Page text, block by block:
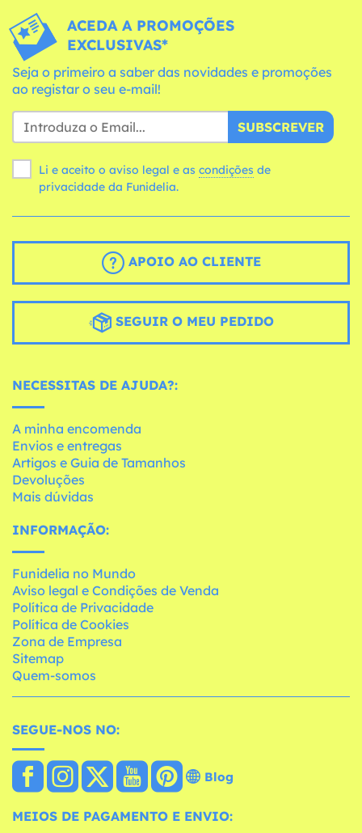
ACEDA A PROMOÇÕES
EXCLUSIVAS*
Seja o primeiro a saber das novidades e promoções
ao registar o seu e-mail!
SUBSCREVER
Li e aceito o aviso legal e as condições
privacidade da Funidelia.
APOIO AO CLIENTE
SEGUIR O MEU PEDIDO
NECESSITAS DE AJUDA?:
A minha encomenda
Envios e entregas
Artigos e Guia de Tamanhos
Devoluções
Mais dúvidas
INFORMAÇÃO:
Funidelia no Mundo
Aviso legal e Condições de Venda
Política de Privacidade
Política de Cookies
Zona de Empresa
Sitemap
Quem-somos
SEGUE-NOS NO:
Blog
MEIOS DE PAGAMENTO E ENVIO: